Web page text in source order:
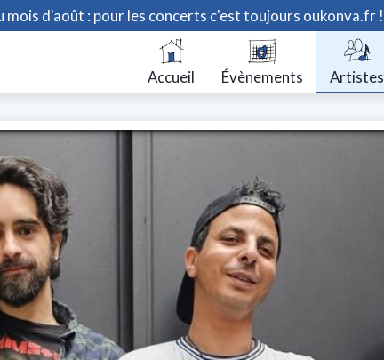
mois d'août : pour les concerts c'est toujours oukonva.fr !
Accueil Évènements Artistes